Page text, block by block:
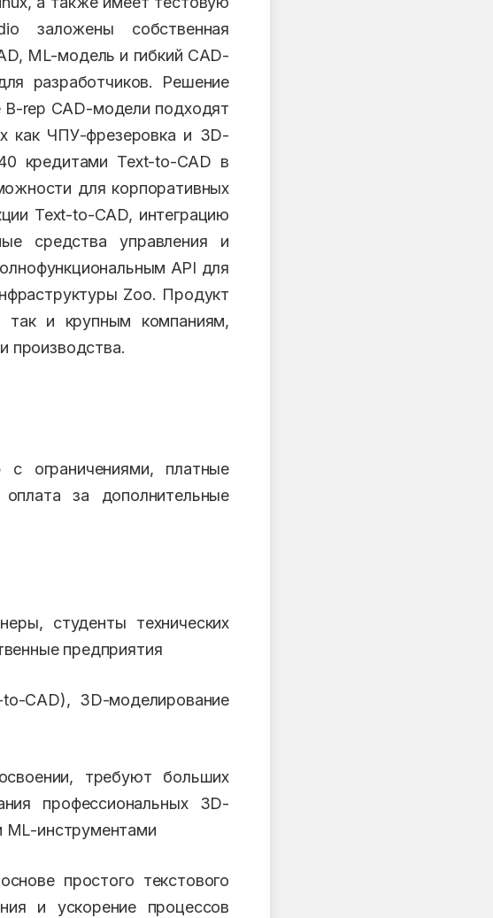
заложены собственная
ML-модель и гибкий CAD-
разработчиков. Решение
rep CAD-модели подходят
как ЧПУ-фрезеровка и 3D-
кредитами Text-to-CAD в
для корпоративных
Text-to-CAD, интеграцию
средства управления и
API для
Zoo. Продукт
так и крупным компаниям,
производства.
ограничениями, платные
за дополнительные
студенты технических
предприятия
CAD), 3D-моделирование
требуют больших
профессиональных 3D-
ML-инструментами
простого текстового
и ускорение процессов